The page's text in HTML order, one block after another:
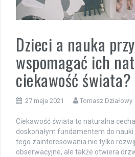
Dzieci a nauka
wspomagać ich
ciekawość świata?
27 maja 2021 Tomasz Działowy
Ciekawość świata to naturalna
doskonałym fundamentem do nauki
tego zainteresowania nie tylko
obserwacyjne, ale także otwiera